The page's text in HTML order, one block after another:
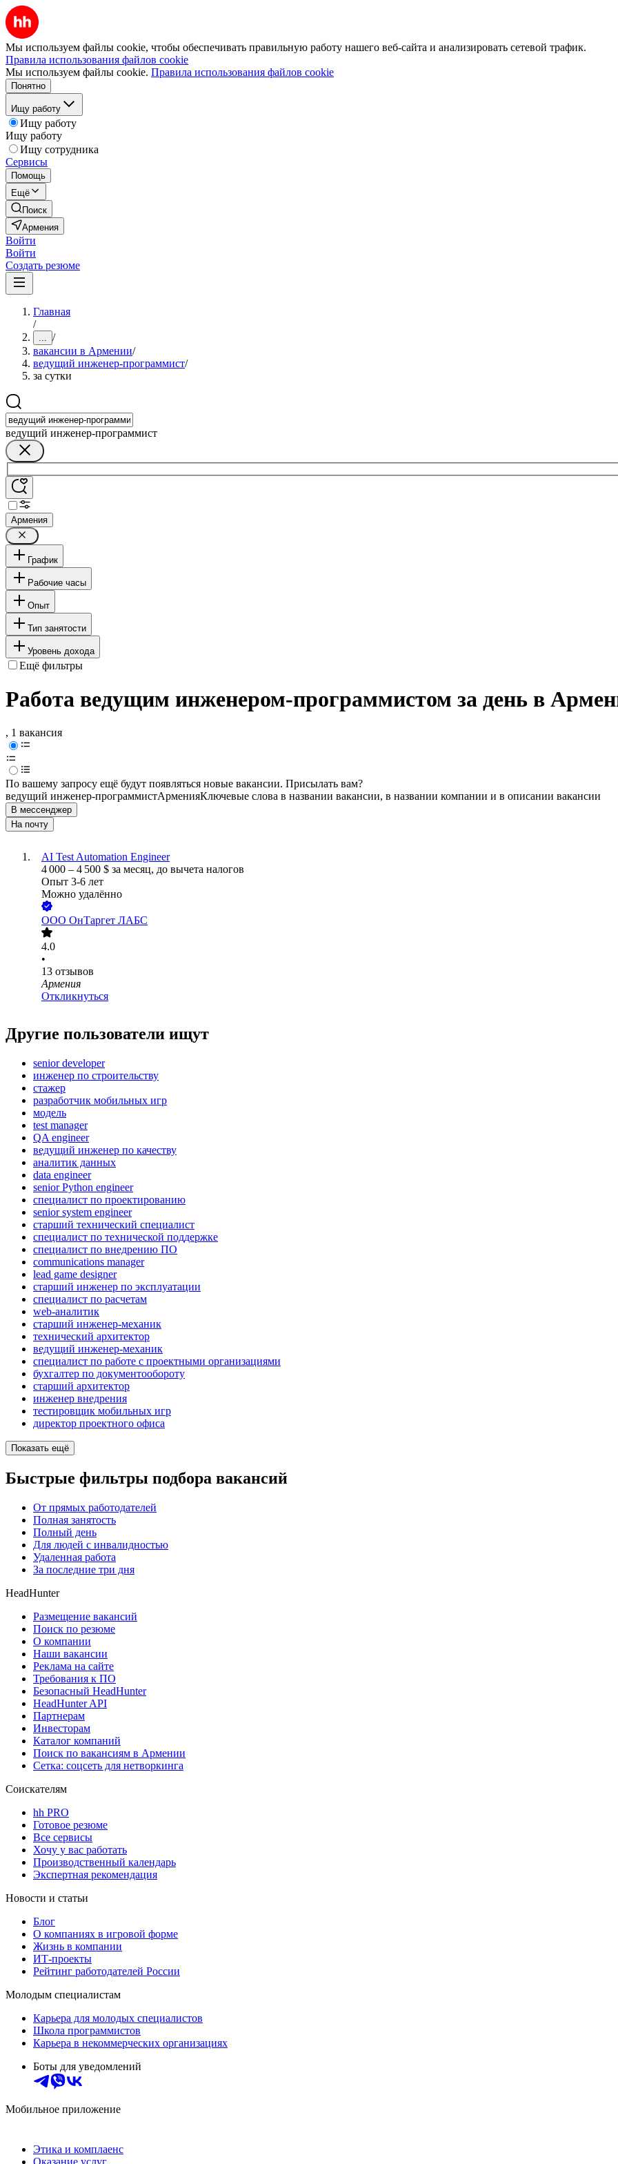
Мы используем файлы cookie, чтобы обеспечивать правильную работу нашего веб-сайта и анализировать сетевой трафик.
Правила использования файлов cookie
Мы используем файлы cookie. Правила использования файлов cookie
Понятно
Ищу работу
Ищу работу
Ищу работу
Ищу сотрудника
Сервисы
Помощь
Ещё
Поиск
Армения
Войти
Войти
Создать резюме
Главная
/
... /
вакансии в Армении/
ведущий инженер-программист/
за сутки
ведущий инженер-программист
Армения
График
Рабочие часы
Опыт
Тип занятости
Уровень дохода
Ещё фильтры
Работа ведущим инженером-программистом за день в
, 1 вакансия
По вашему запросу ещё будут появляться новые вакансии. Присылать вам?
ведущий инженер-программистАрменияКлючевые слова в названии вакансии, в названии компании и в описании вакансии
В мессенджер
На почту
AI Test Automation Engineer
4 000 – 4 500 $ за месяц, до вычета налогов
Опыт 3-6 лет
Можно удалённо
ООО ОнТаргет ЛАБС
4.0
•
13 отзывов
Армения
Откликнуться
Другие пользователи ищут
senior developer
инженер по строительству
стажер
разработчик мобильных игр
модель
test manager
QA engineer
ведущий инженер по качеству
аналитик данных
data engineer
senior Python engineer
специалист по проектированию
senior system engineer
старший технический специалист
специалист по технической поддержке
специалист по внедрению ПО
communications manager
lead game designer
старший инженер по эксплуатации
специалист по расчетам
web-аналитик
старший инженер-механик
технический архитектор
ведущий инженер-механик
специалист по работе с проектными организациями
бухгалтер по документообороту
старший архитектор
инженер внедрения
тестировщик мобильных игр
директор проектного офиса
Показать ещё
Быстрые фильтры подбора вакансий
От прямых работодателей
Полная занятость
Полный день
Для людей с инвалидностью
Удаленная работа
За последние три дня
HeadHunter
Размещение вакансий
Поиск по резюме
О компании
Наши вакансии
Реклама на сайте
Требования к ПО
Безопасный HeadHunter
HeadHunter API
Партнерам
Инвесторам
Каталог компаний
Поиск по вакансиям в Армении
Сетка: соцсеть для нетворкинга
Соискателям
hh PRO
Готовое резюме
Все сервисы
Хочу у вас работать
Производственный календарь
Экспертная рекомендация
Новости и статьи
Блог
О компаниях в игровой форме
Жизнь в компании
ИТ-проекты
Рейтинг работодателей России
Молодым специалистам
Карьера для молодых специалистов
Школа программистов
Карьера в некоммерческих организациях
Боты для уведомлений
Мобильное приложение
Этика и комплаенс
Оказание услуг